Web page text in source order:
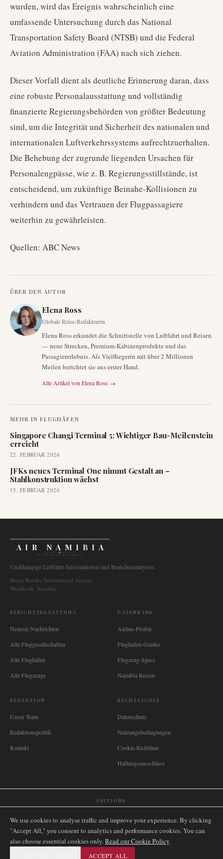
wurden, wird das Ereignis wahrscheinlich eine
umfassende Untersuchung durch das National
Transportation Safety Board (NTSB) und die Federal
Aviation Administration (FAA) nach sich ziehen.
Dieser Vorfall dient als deutliche Erinnerung daran, dass
eine robuste Personalausstattung und vollständig
finanzierte Regierungsbehörden von größter Bedeutung
sind, um die Integrität und Sicherheit des nationalen und
internationalen Luftverkehrssystems aufrechtzuerhalten.
Die Behebung der zugrunde liegenden Ursachen für
Personalengpässe, wie z. B. Regierungsstillstände, ist
entscheidend, um zukünftige Beinahe-Kollisionen zu
verhindern und das Vertrauen der Flugpassagiere
weiterhin zu gewährleisten.
Quellen: ABC News
ÜBER DEN AUTOR
Elena Ross
Globale Reise-Redakteurin
Elena Ross erkundet die Schnittstelle von Luftfahrt und Reisen
— neue Strecken, Premium-Kabinenprodukte und das
Passagiererlebnis. Als Vielfliegerin mit über 2 Millionen
Meilen berichtet sie aus erster Hand.
Alle Artikel von Elena Ross →
MEHR IN FLUGHÄFEN
Singapore Changi Terminal 5: Wichtiger Bau-Meilenstein
erreicht
22. FEBRUAR 2026
JFKs neues Terminal One nimmt Gestalt an –
Stahlkonstruktion wächst
15. FEBRUAR 2026
AIR NAMIBIA
AVIATION INTELLIGENCE
Unabhängige Luftfahrt-Informationen und Branchenanalysen.
Hosea Kutako International Airport
Windhoek, Namibia
BERICHTERSTATTUNG
Neueste Nachrichten
Alle Fluggesellschaften
Alle Flughäfen
Alle Flugzeuge
DATENBANK
Airline-Profile
Flughafen-Guides
Flugzeug-Specs
Namibia Reisen
REDAKTION
Unser Team
Redaktionspolitik
Kontakt
RECHTLICHES
Datenschutz
Nutzungsbedingungen
Cookie-Richtlinie
Haftungsausschluss
EDITIONS
🇿🇦 South Africa Singapore🇩🇪 Deutschland Nederland 🇫🇷 France
🇮🇹 Italia🇪🇸 España🇧🇷 Brasil🇸🇪 Sverige🇳🇴 Norge🇩🇰
We use cookies to analyse traffic and improve your experience. By clicking
"Accept All," you consent to analytics and performance cookies. You can
also choose essential cookies only.Read our Cookie Policy
ACCEPT ALL